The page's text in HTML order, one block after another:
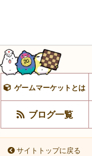
ゲームマーケットとは
ブログ一覧
サイトトップに戻る